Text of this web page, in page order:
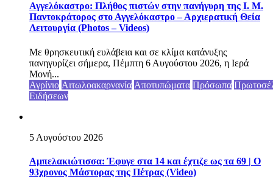
Αγγελόκαστρο: Πλήθος πιστών στην πανήγυρη της Ι. Μ.
Παντοκράτορος στο Αγγελόκαστρο – Αρχιερατική Θεία
Λειτουργία (Photos – Videos)
Με θρησκευτική ευλάβεια και σε κλίμα κατάνυξης
πανηγυρίζει σήμερα, Πέμπτη 6 Αυγούστου 2026, η Ιερά
Μονή...
Αγρίνιο Αιτωλοακαρνανία Αποτυπώματα Πρόσωπα
Ειδήσεων
5 Αυγούστου 2026
Αμπελακιώτισσα: Έφυγε στα 14 και έχτιζε ως τα 69 | Ο
93χρονος Μάστορας της Πέτρας (Video)